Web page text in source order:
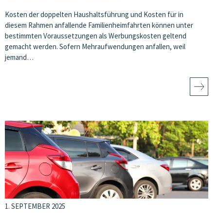
Kosten der doppelten Haushaltsführung und Kosten für in
diesem Rahmen anfallende Familienheimfahrten können unter
bestimmten Voraussetzungen als Werbungskosten geltend
gemacht werden. Sofern Mehraufwendungen anfallen, weil
jemand…
1. SEPTEMBER 2025